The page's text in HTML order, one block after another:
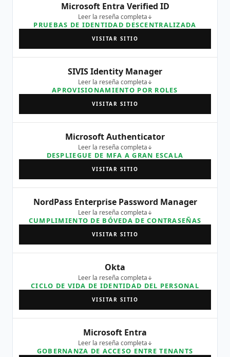
Microsoft Entra Verified ID
Leer la reseña completa
PRUEBAS DE IDENTIDAD DESCENTRALIZADA
VISITAR SITIO
SIVIS Identity Manager
Leer la reseña completa
APROVISIONAMIENTO POR ROLES
VISITAR SITIO
Microsoft Authenticator
Leer la reseña completa
DESPLIEGUE DE MFA A GRAN ESCALA
VISITAR SITIO
NordPass Enterprise Password Manager
Leer la reseña completa
CUMPLIMIENTO DE BÓVEDA DE CONTRASEÑAS
VISITAR SITIO
Okta
Leer la reseña completa
CICLO DE VIDA DE IDENTIDAD DEL PERSONAL
VISITAR SITIO
Microsoft Entra
Leer la reseña completa
GOBERNANZA DE ACCESO ENTRE TENANTS